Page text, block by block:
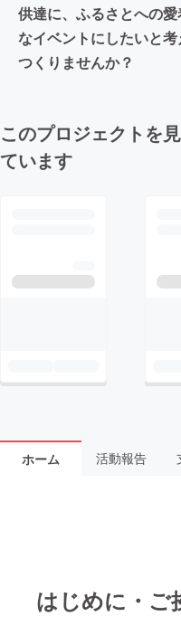
供達に、ふるさとへの
なイベントにしたいと
つくりませんか？
このプロジェクトを
ています
ホーム 活動報告
はじめに・ご